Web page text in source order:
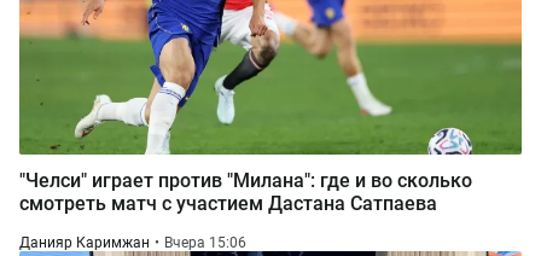
"Челси" играет против "Милана": где и во сколько
смотреть матч с участием Дастана Сатпаева
Данияр Каримжан Вчера 15:06